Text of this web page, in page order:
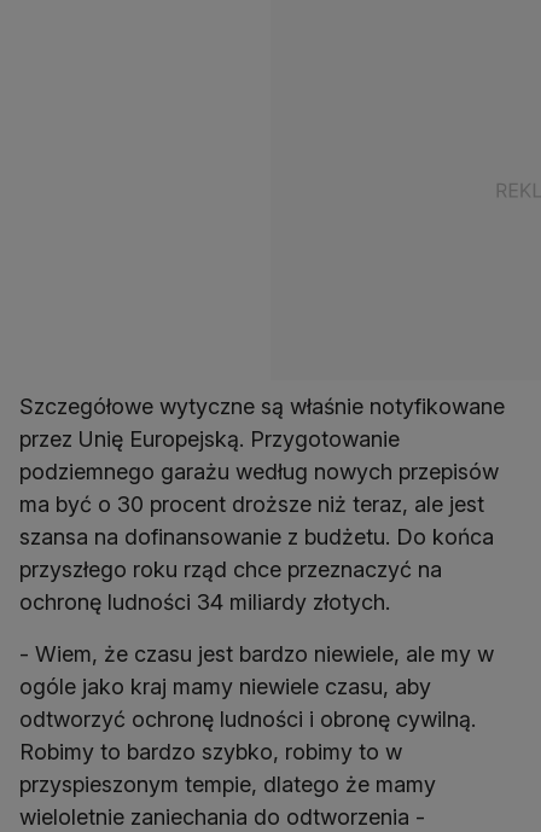
Szczegółowe wytyczne są właśnie notyfikowane
przez Unię Europejską. Przygotowanie
podziemnego garażu według nowych przepisów
ma być o 30 procent droższe niż teraz, ale jest
szansa na dofinansowanie z budżetu. Do końca
przyszłego roku rząd chce przeznaczyć na
ochronę ludności 34 miliardy złotych.
- Wiem, że czasu jest bardzo niewiele, ale my w
ogóle jako kraj mamy niewiele czasu, aby
odtworzyć ochronę ludności i obronę cywilną.
Robimy to bardzo szybko, robimy to w
przyspieszonym tempie, dlatego że mamy
wieloletnie zaniechania do odtworzenia -